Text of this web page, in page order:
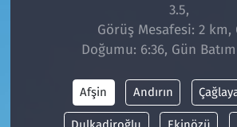
3.5,
Görüş Mesafesi: 2 km,
Doğumu: 6:36, Gün
Afşin Andırın
Spor